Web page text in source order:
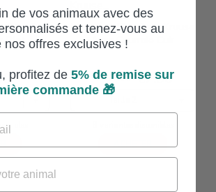
Pour
Plat
Muselière Plastique Kruuse
Avec Courroie Cuir
Price from Price
€7.90
de vos animaux avec des
et tenez-vous au
nos offres exclusives !
profitez de 5% de remise sur
commande 🎁
animal